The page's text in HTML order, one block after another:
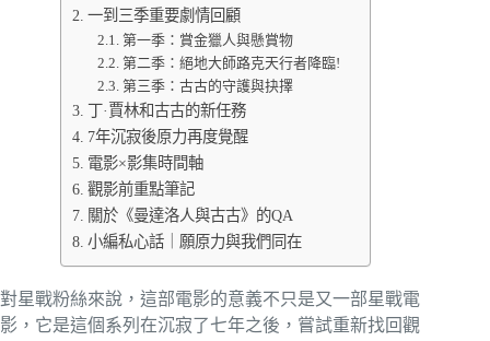
一到三季重要劇情回顧
第一季：賞金獵人與懸賞物
第二季：絕地大師路克天行者降臨!
第三季：古古的守護與抉擇
丁·賈林和古古的新任務
7年沉寂後原力再度覺醒
電影×影集時間軸
觀影前重點筆記
關於《曼達洛人與古古》的QA
小編私心話｜願原力與我們同在
對星戰粉絲來說，這部電影的意義不只是又一部星戰電
影，它是這個系列在沉寂了七年之後，嘗試重新找回觀